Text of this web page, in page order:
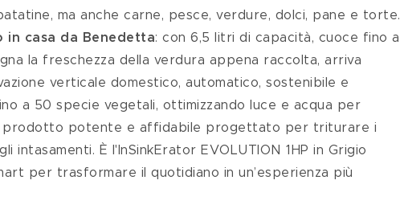
ma anche carne, pesce, verdure, dolci, pane e torte.
in casa da Benedetta: con 6,5 litri di capacità, cuoce fino a
la freschezza della verdura appena raccolta, arriva
verticale domestico, automatico, sostenibile e
a 50 specie vegetali, ottimizzando luce e acqua per
prodotto potente e affidabile progettato per triturare i
È l'InSinkErator EVOLUTION 1HP in Grigio
per trasformare il quotidiano in un’esperienza più